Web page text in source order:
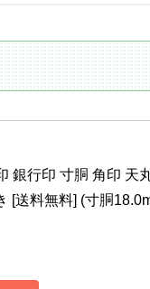
銀行印 寸胴 角印 天
[送料無料] (寸胴